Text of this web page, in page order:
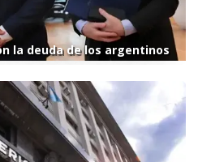
la deuda de los argentinos